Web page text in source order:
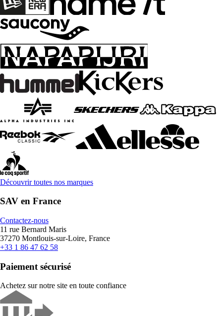
Découvrir toutes nos marques
SAV en France
Contactez-nous
11 rue Bernard Maris
37270 Montlouis-sur-Loire, France
+33 1 86 47 62 58
Paiement sécurisé
Achetez sur notre site en toute confiance